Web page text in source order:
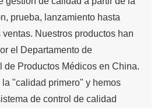
prueba, lanzamiento hasta
Nuestros productos han
el Departamento de
Productos Médicos en China.
"calidad primero" y hemos
de control de calidad